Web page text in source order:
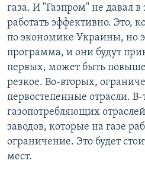
газа. И "Газпром" не давал
работать эффективно. Это,
по экономике Украины, но
программа, и они будут
первых, может быть
резкое. Во-вторых,
первостепенные отрасли.
газопотребляющих
заводов, которые на газе
ограничение. Это будет
мест.